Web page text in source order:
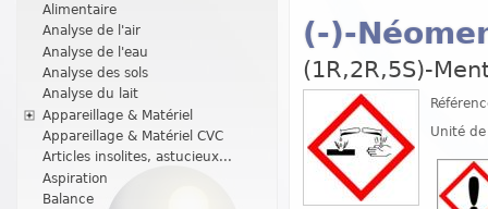
Alimentaire
Analyse de l'air
Analyse de l'eau
Analyse des sols
Analyse du lait
Appareillage & Matériel
Appareillage & Matériel CVC
Articles insolites, astucieux...
Aspiration
Balance
(-)-
(1R,2R,5S)-
Unité